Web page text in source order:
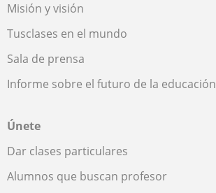
Misión y visión
Tusclases en el mundo
Sala de prensa
Informe sobre el futuro de la educación
Únete
Dar clases particulares
Alumnos que buscan profesor